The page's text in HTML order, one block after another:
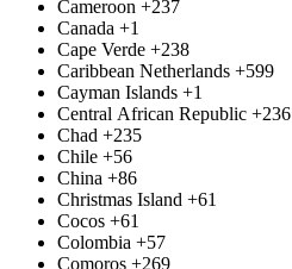
Cameroon +237
Canada +1
Cape Verde +238
Caribbean Netherlands +599
Cayman Islands +1
Central African Republic +236
Chad +235
Chile +56
China +86
Christmas Island +61
Cocos +61
Colombia +57
Comoros +269